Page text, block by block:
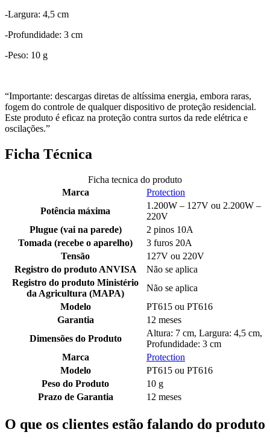
-Largura: 4,5 cm
-Profundidade: 3 cm
-Peso: 10 g
“Importante: descargas diretas de altíssima energia, embora raras,
fogem do controle de qualquer dispositivo de proteção residencial.
Este produto é eficaz na proteção contra surtos da rede elétrica e
oscilações.”
Ficha Técnica
Ficha tecnica do produto
Marca
Protection
Potência máxima
1.200W – 127V ou 2.200W –
220V
Plugue (vai na parede)
2 pinos 10A
Tomada (recebe o aparelho)
3 furos 20A
Tensão
127V ou 220V
Registro do produto ANVISA
Não se aplica
Registro do produto Ministério
da Agricultura (MAPA)
Não se aplica
Modelo
PT615 ou PT616
Garantia
12 meses
Dimensões do Produto
Altura: 7 cm, Largura: 4,5 cm,
Profundidade: 3 cm
Marca
Protection
Modelo
PT615 ou PT616
Peso do Produto
10 g
Prazo de Garantia
12 meses
O que os clientes estão falando do produto